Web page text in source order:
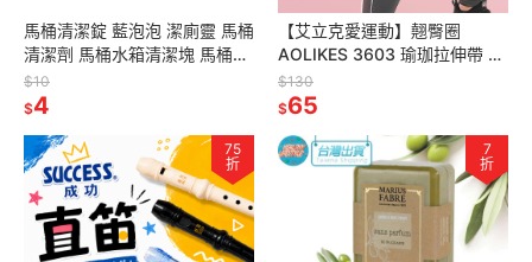
馬桶清潔錠 藍泡泡 潔廁靈 馬桶
清潔劑 馬桶水箱清潔塊 馬桶清
潔塊 自動清潔劑 廁所清潔劑 馬
桶清潔
$10
$4
【艾立克愛運動】翹臀圈
AOLIKES 3603 瑜珈拉伸帶 臀
部阻力帶 瑜珈彈力圈 健身阻力
圈 環狀瑜珈圈 瑜珈帶
$130
$65
75
折
7
折